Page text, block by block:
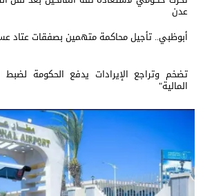
عدن
أبوظبي.. تأجيل محاكمة متهمين بصفقات عتاد
تضخم وتراجع الإيرادات يدفع الحكومة
المالية"